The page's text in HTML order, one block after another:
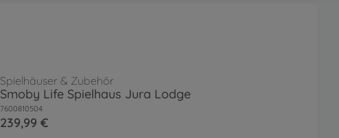
Spielhäuser & Zubehör
Smoby Life Spielhaus Jura Lodge
7600810504
239,99 €